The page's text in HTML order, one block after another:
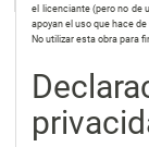
el licenciante (pero no de
apoyan el uso que hace de
No utilizar esta obra para